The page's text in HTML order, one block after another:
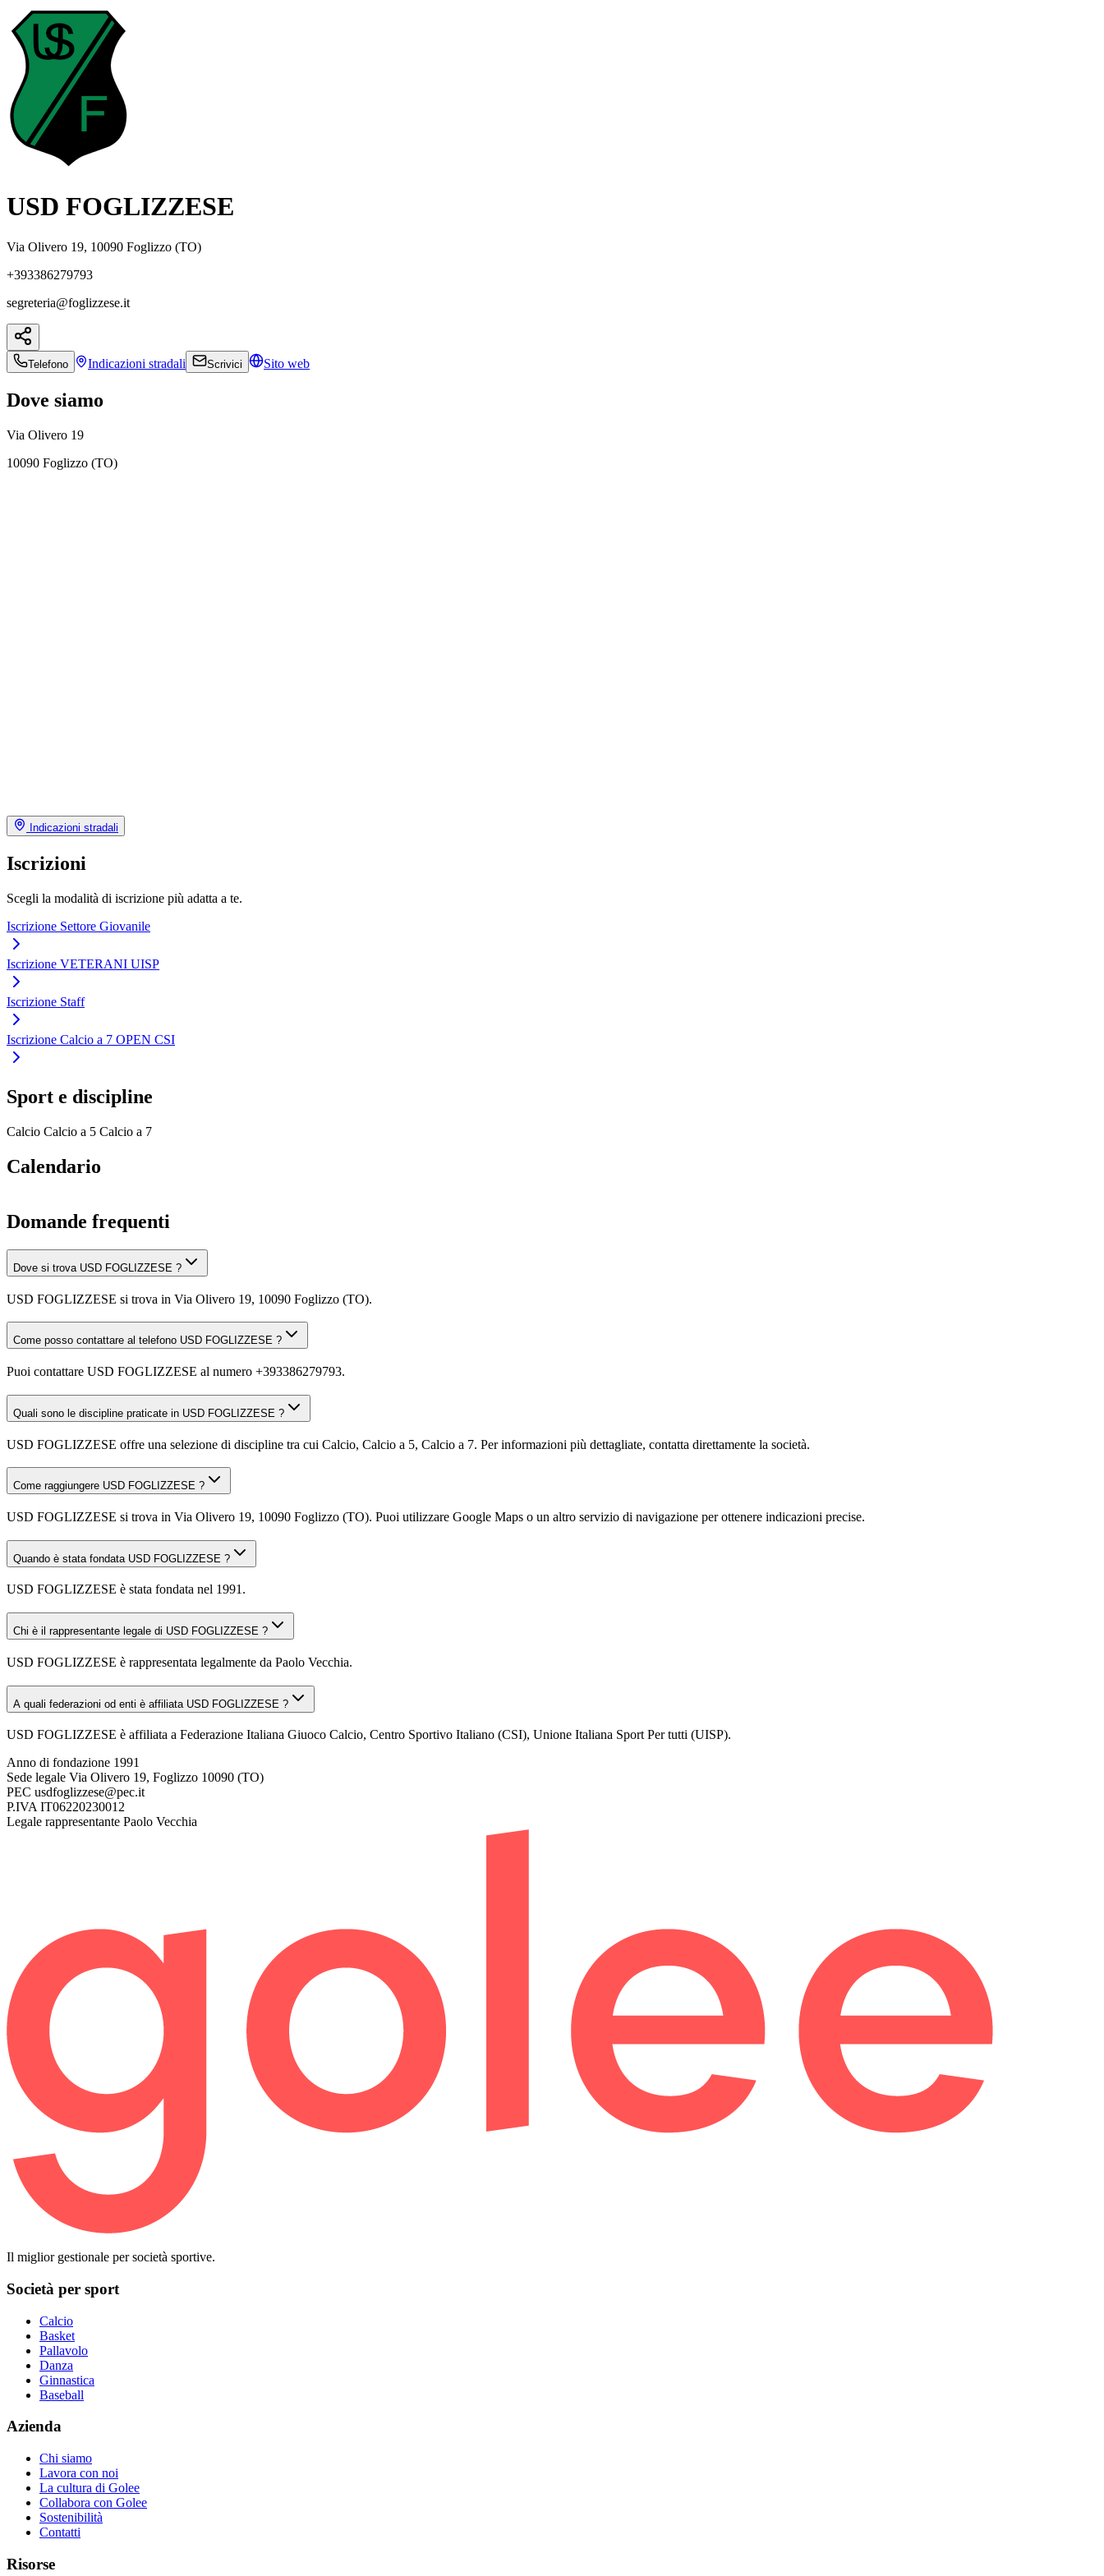
USD FOGLIZZESE
Via Olivero 19, 10090 Foglizzo (TO)
+393386279793
segreteria@foglizzese.it
Telefono Indicazioni stradali Scrivici Sito web
Dove siamo
Via Olivero 19
10090 Foglizzo (TO)
Indicazioni stradali
Iscrizioni
Scegli la modalità di iscrizione più adatta a te.
Iscrizione Settore Giovanile
Iscrizione VETERANI UISP
Iscrizione Staff
Iscrizione Calcio a 7 OPEN CSI
Sport e discipline
Calcio Calcio a 5 Calcio a 7
Calendario
Domande frequenti
Dove si trova USD FOGLIZZESE ?
USD FOGLIZZESE si trova in Via Olivero 19, 10090 Foglizzo (TO).
Come posso contattare al telefono USD FOGLIZZESE ?
Puoi contattare USD FOGLIZZESE al numero +393386279793.
Quali sono le discipline praticate in USD FOGLIZZESE ?
USD FOGLIZZESE offre una selezione di discipline tra cui Calcio, Calcio a 5, Calcio a 7. Per informazioni più dettagliate, contatta direttamente la società.
Come raggiungere USD FOGLIZZESE ?
USD FOGLIZZESE si trova in Via Olivero 19, 10090 Foglizzo (TO). Puoi utilizzare Google Maps o un altro servizio di navigazione per ottenere indicazioni precise.
Quando è stata fondata USD FOGLIZZESE ?
USD FOGLIZZESE è stata fondata nel 1991.
Chi è il rappresentante legale di USD FOGLIZZESE ?
USD FOGLIZZESE è rappresentata legalmente da Paolo Vecchia.
A quali federazioni od enti è affiliata USD FOGLIZZESE ?
USD FOGLIZZESE è affiliata a Federazione Italiana Giuoco Calcio, Centro Sportivo Italiano (CSI), Unione Italiana Sport Per tutti (UISP).
Anno di fondazione 1991
Sede legale Via Olivero 19, Foglizzo 10090 (TO)
PEC usdfoglizzese@pec.it
P.IVA IT06220230012
Legale rappresentante Paolo Vecchia
Il miglior gestionale per società sportive.
Società per sport
Calcio
Basket
Pallavolo
Danza
Ginnastica
Baseball
Azienda
Chi siamo
Lavora con noi
La cultura di Golee
Collabora con Golee
Sostenibilità
Contatti
Risorse